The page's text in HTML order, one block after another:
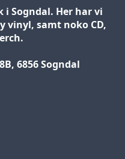
Sogndal. Her har vi
vinyl, samt noko CD,
6856 Sogndal